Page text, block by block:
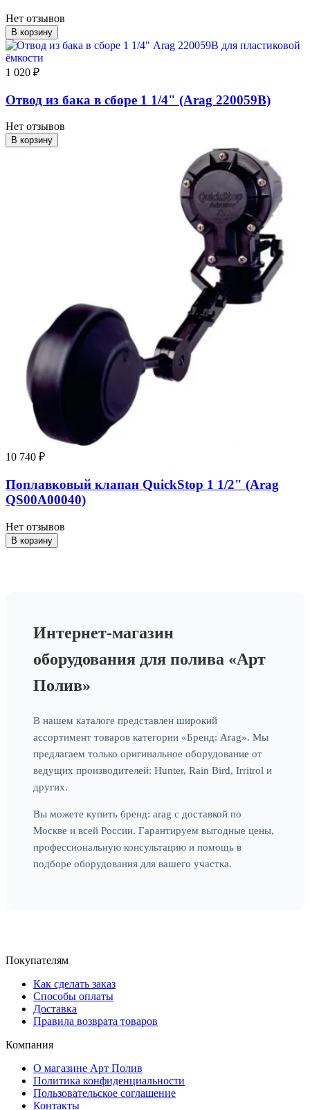
Нет отзывов
В корзину
1 020 ₽
Отвод из бака в сборе 1 1/4" (Arag 220059B)
Нет отзывов
В корзину
10 740 ₽
Поплавковый клапан QuickStop 1 1/2" (Arag
QS00A00040)
Нет отзывов
В корзину
Интернет-магазин
оборудования для полива «Арт
Полив»
В нашем каталоге представлен широкий
ассортимент товаров категории «Бренд: Arag». Мы
предлагаем только оригинальное оборудование от
ведущих производителей: Hunter, Rain Bird, Irritrol и
других.
Вы можете купить бренд: arag с доставкой по
Москве и всей России. Гарантируем выгодные цены,
профессиональную консультацию и помощь в
подборе оборудования для вашего участка.
Покупателям
Как сделать заказ
Способы оплаты
Доставка
Правила возврата товаров
Компания
О магазине Арт Полив
Политика конфиденциальности
Пользовательское соглашение
Контакты